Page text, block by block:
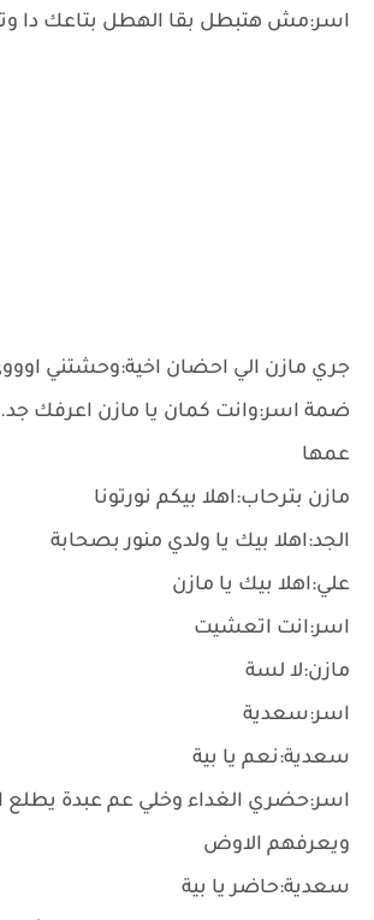
اسر:مش هتبطل بقا الهطل بتاعك دا
جري مازن الي احضان اخية:وحشتني
ضمة اسر:وانت كمان يا مازن اعرفك
عمها
مازن بترحاب:اهلا بيكم نورتونا
الجد:اهلا بيك يا ولدي منور بصحابة
علي:اهلا بيك يا مازن
اسر:انت اتعشيت
مازن:لا لسة
اسر:سعدية
سعدية:نعم يا بية
اسر:حضري الغداء وخلي عم عبدة
ويعرفهم الاوض
سعدية:حاضر يا بية